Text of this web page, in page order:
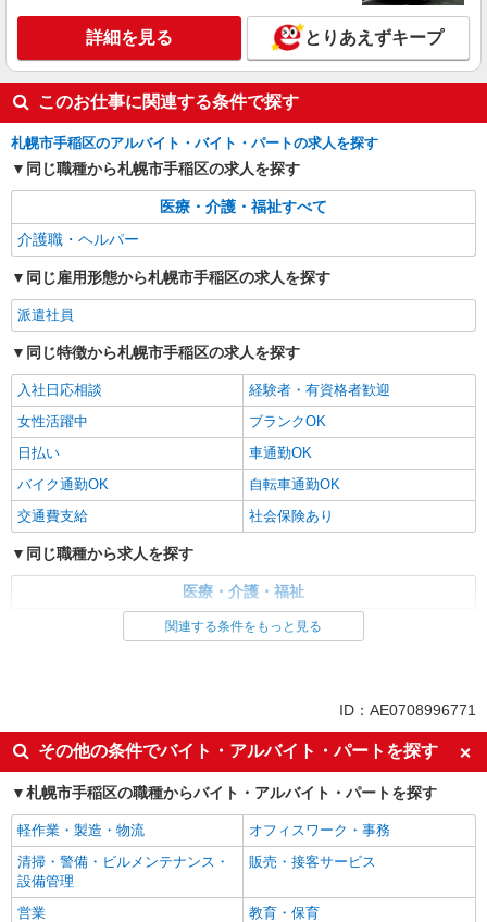
北海道札幌市手稲区西宮の沢6条
詳細を見る
詳細を見る とりあえずキープ
このお仕事に関連する条件で探す
札幌市手稲区のアルバイト・バイト・パートの求人を探す
同じ職種から札幌市手稲区の求人を探す
医療・介護・福祉すべて
介護職・ヘルパー
同じ雇用形態から札幌市手稲区の求人を探す
派遣社員
同じ特徴から札幌市手稲区の求人を探す
入社日応相談
経験者・有資格者歓迎
女性活躍中
ブランクOK
日払い
車通勤OK
バイク通勤OK
自転車通勤OK
交通費支給
社会保険あり
同じ職種から求人を探す
医療・介護・福祉
交通費支給
社会保険あり
関連する条件をもっと見る
ID：AE0708996771
その他の条件でバイト・アルバイト・パートを探す
札幌市手稲区の職種からバイト・アルバイト・パートを探す
軽作業・製造・物流
オフィスワーク・事務
清掃・警備・ビルメンテナンス・
設備管理
販売・接客サービス
営業 教育・保育